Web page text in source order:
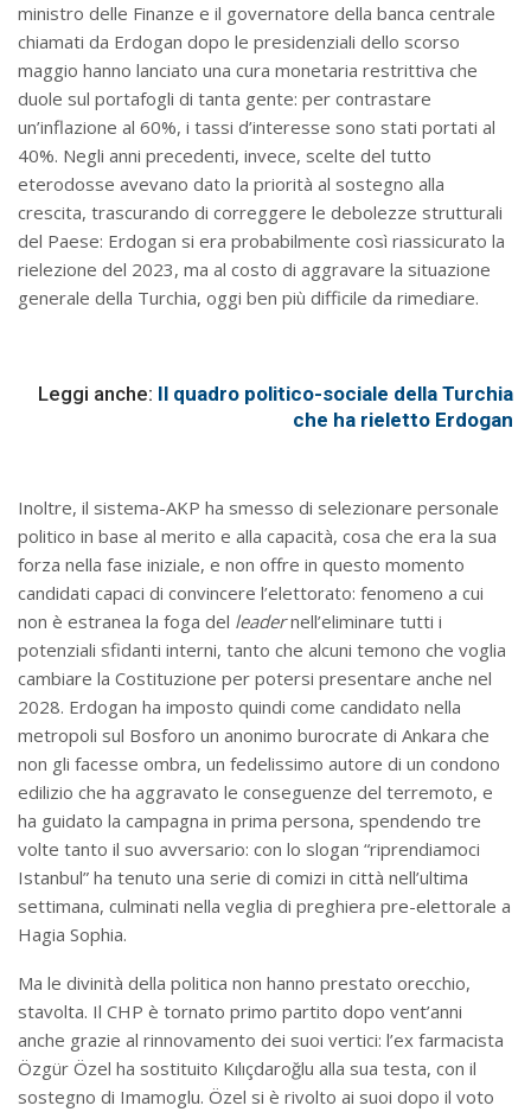
ministro delle Finanze e il governatore della banca centrale
chiamati da Erdogan dopo le presidenziali dello scorso
maggio hanno lanciato una cura monetaria restrittiva che
duole sul portafogli di tanta gente: per contrastare
un’inflazione al 60%, i tassi d’interesse sono stati portati al
40%. Negli anni precedenti, invece, scelte del tutto
eterodosse avevano dato la priorità al sostegno alla
crescita, trascurando di correggere le debolezze strutturali
del Paese: Erdogan si era probabilmente così riassicurato la
rielezione del 2023, ma al costo di aggravare la situazione
generale della Turchia, oggi ben più difficile da rimediare.
Leggi anche: Il quadro politico-sociale della Turchia
che ha rieletto Erdogan
Inoltre, il sistema-AKP ha smesso di selezionare personale
politico in base al merito e alla capacità, cosa che era la sua
forza nella fase iniziale, e non offre in questo momento
candidati capaci di convincere l’elettorato: fenomeno a cui
non è estranea la foga del leadernell’eliminare tutti i
potenziali sfidanti interni, tanto che alcuni temono che voglia
cambiare la Costituzione per potersi presentare anche nel
2028. Erdogan ha imposto quindi come candidato nella
metropoli sul Bosforo un anonimo burocrate di Ankara che
non gli facesse ombra, un fedelissimo autore di un condono
edilizio che ha aggravato le conseguenze del terremoto, e
ha guidato la campagna in prima persona, spendendo tre
volte tanto il suo avversario: con lo slogan “riprendiamoci
Istanbul” ha tenuto una serie di comizi in città nell’ultima
settimana, culminati nella veglia di preghiera pre-elettorale a
Hagia Sophia.
Ma le divinità della politica non hanno prestato orecchio,
stavolta. Il CHP è tornato primo partito dopo vent’anni
anche grazie al rinnovamento dei suoi vertici: l’ex farmacista
Özgür Özel ha sostituito Kılıçdaroğlu alla sua testa, con il
sostegno di Imamoglu. Özel si è rivolto ai suoi dopo il voto